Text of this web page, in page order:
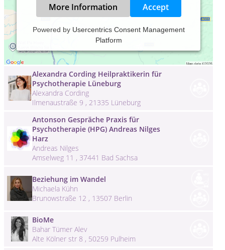
More Information Accept
Powered by Usercentrics Consent Management
Platform
361 Grad Training - Hamburg - Sandra
Fuhlsbüttler Strasse 145 , 22305 Hamburg
Alexandra Cording Heilpraktikerin für
Psychotherapie Lüneburg
Alexandra Cording
Ilmenaustraße 9 , 21335 Lüneburg
Antonson Gespräche Praxis für
Psychotherapie (HPG) Andreas Nilges
Harz
Andreas Nilges
Amselweg 11 , 37441 Bad Sachsa
Beziehung im Wandel
Michaela Kühn
Brunowstraße 12 , 13507 Berlin
BioMe
Bahar Tümer Alev
Alte Kölner str 8 , 50259 Pulheim